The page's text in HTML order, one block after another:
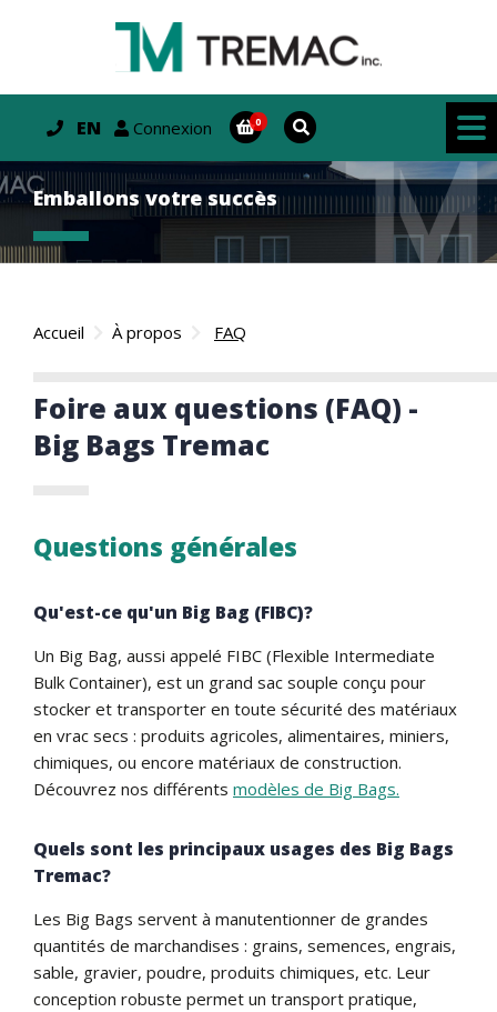
EN Connexion
Emballons votre succès
Accueil À propos FAQ
Foire aux questions (FAQ) -
Big Bags Tremac
Questions générales
Qu'est-ce qu'un Big Bag (FIBC)?
Un Big Bag, aussi appelé FIBC (Flexible Intermediate
Bulk Container), est un grand sac souple conçu pour
stocker et transporter en toute sécurité des matériaux
en vrac secs : produits agricoles, alimentaires, miniers,
chimiques, ou encore matériaux de construction.
Découvrez nos différents modèles de Big Bags.
Quels sont les principaux usages des Big Bags
Tremac?
Les Big Bags servent à manutentionner de grandes
quantités de marchandises : grains, semences, engrais,
sable, gravier, poudre, produits chimiques, etc. Leur
conception robuste permet un transport pratique,